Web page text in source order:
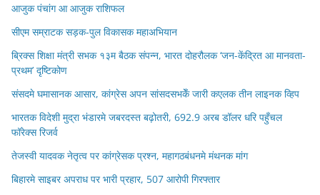
आजुक पंचांग आ आजुक राशिफल
सीएम सम्राटक सड़क-पुल विकासक महाअभियान
ब्रिक्स शिक्षा मंत्री सभक १३म बैठक संपन्न, भारत दोहरौलक ‘जन-केंद्रित आ मानवता-
प्रथम’ दृष्टिकोण
संसदमे घमासानक आसार, कांग्रेस अपन सांसदसभकेँ जारी कएलक तीन लाइनक व्हिप
भारतक विदेशी मुद्रा भंडारमे जबरदस्त बढ़ोतरी, 692.9 अरब डॉलर धरि पहुँचल
फॉरेक्स रिजर्व
तेजस्वी यादवक नेतृत्व पर कांग्रेसक प्रश्न, महागठबंधनमे मंथनक मांग
बिहारमे साइबर अपराध पर भारी प्रहार, 507 आरोपी गिरफ्तार